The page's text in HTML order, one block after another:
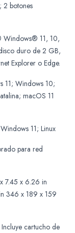
2 botones
Windows® 11, 10,
duro de 2 GB,
Explorer o Edge.
11; Windows 10;
macOS 11
Windows 11; Linux
para red
7.45 x 6.26 in
346 x 189 x 159
cartucho de